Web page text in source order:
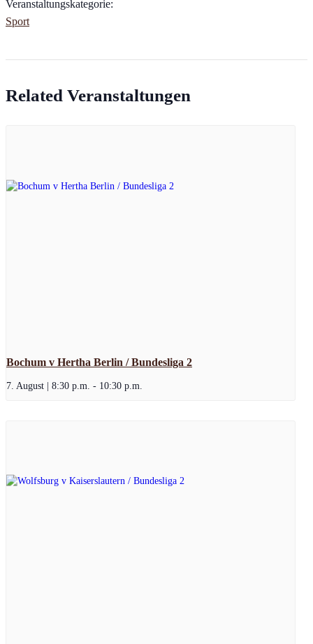
Veranstaltungskategorie:
Sport
Related Veranstaltungen
Bochum v Hertha Berlin / Bundesliga 2
7. August | 8:30 p.m. - 10:30 p.m.